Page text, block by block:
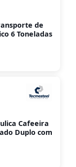
de
6 Toneladas
Cafeeira
Duplo com